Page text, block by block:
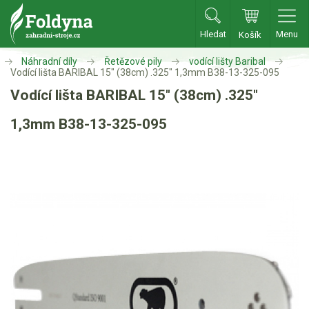
Hledat Košík Menu
Zahradní traktory
Zahradní traktory
Zahradní ridery
Akumulátorové sekačky
Robotické sekačky
Bubnové sekačky
Náhradní díly Řetězové pily
vodící lišty Baribal
Vodící lišta BARIBAL 15" (38cm) .325" 1,3mm B38-13-325-095
Vodící lišta BARIBAL 15" (38cm) .325"
1,3mm B38-13-325-095